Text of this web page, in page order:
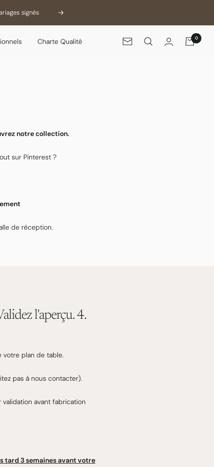
tarder. Suivant
Charte Qualité Newsletter
0
notre collection.
sur Pinterest ?
de réception.
l'aperçu. 4.
votre plan de table.
pas à nous contacter).
avant fabrication
tard 3 semaines avant votre